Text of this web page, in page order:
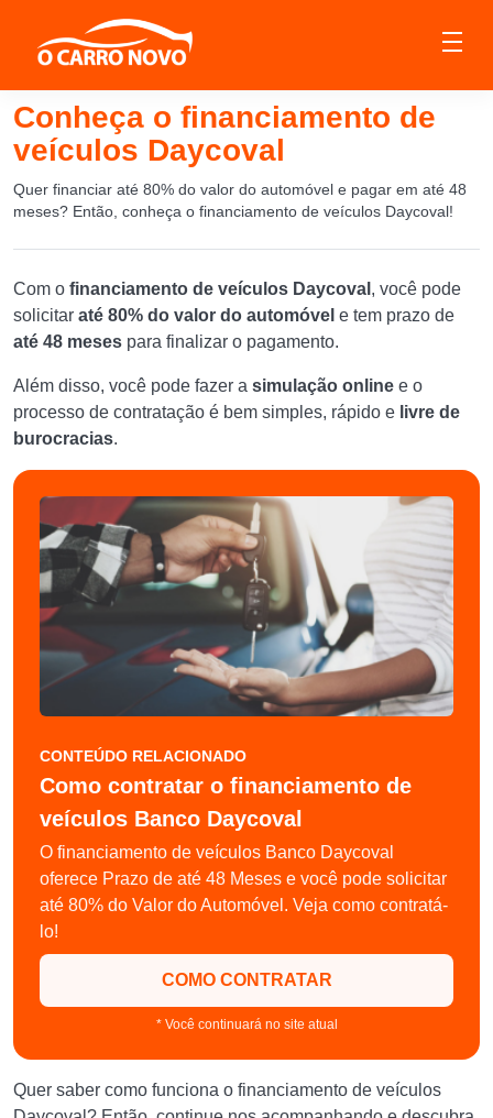
Conheça o financiamento de
veículos Daycoval
Quer financiar até 80% do valor do automóvel e pagar em até 48
meses? Então, conheça o financiamento de veículos Daycoval!
Com o financiamento de veículos Daycoval , você pode
solicitar até 80% do valor do automóvel e tem prazo de
até 48 meses para finalizar o pagamento.
Além disso, você pode fazer a simulação online e o
processo de contratação é bem simples, rápido e livre de
burocracias.
CONTEÚDO RELACIONADO
Como contratar o financiamento de
veículos Banco Daycoval
O financiamento de veículos Banco Daycoval
oferece Prazo de até 48 Meses e você pode solicitar
até 80% do Valor do Automóvel. Veja como contratá-
lo!
COMO CONTRATAR
* Você continuará no site atual
Quer saber como funciona o financiamento de veículos